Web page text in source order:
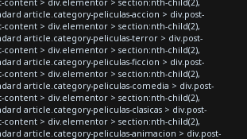
article.category-peliculas-accion > div.post-
content > div.elementor > section:nth-child(2),
article.category-peliculas-terror > div.post-
content > div.elementor > section:nth-child(2),
article.category-peliculas-ficcion > div.post-
content > div.elementor > section:nth-child(2),
article.category-peliculas-comedia > div.post-
content > div.elementor > section:nth-child(2),
article.category-peliculas-clasicas > div.post-
content > div.elementor > section:nth-child(2),
article.category-peliculas-animacion > div.post-